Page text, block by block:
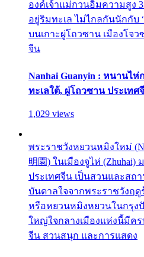
องค์เจ้าแม่กวนอิมความสูง
อยู่ริมทะเล ไม่ไกลกันนักกับ
บนเกาะผู่โถวซาน เมืองโจ
จีน
Nanhai Guanyin : หนานไ
ทะเลใต้, ผู่โถวซาน ประเทศ
1,029 views
พระราชวังหยวนหมิงใหม่
明園) ในเมืองจูไห่ (Zhuhai)
ประเทศจีน เป็นสวนและสถ
บันดาลใจจากพระราชวังฤดูร้
หรือหยวนหมิงหยวนในกรุง
ใหญ่ใจกลางเมืองแห่งนี้มีค
จีน สวนสนุก และการแสดง